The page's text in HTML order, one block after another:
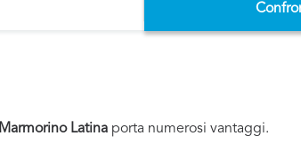
Marmorino Latina porta numerosi vantaggi.